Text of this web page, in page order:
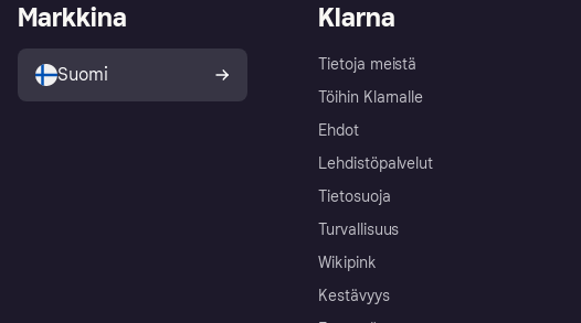
Klarna
Tietoja meistä
Töihin Klarnalle
Ehdot
Lehdistöpalvelut
Tietosuoja
Turvallisuus
Wikipink
Kestävyys
Markkina
Suomi